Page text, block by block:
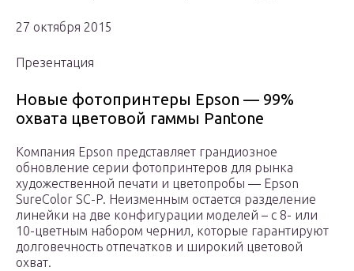
27 октября 2015
Презентация
Новые фотопринтеры Epson — 99%
охвата цветовой гаммы Pantone
Компания Epson представляет грандиозное
обновление серии фотопринтеров для рынка
художественной печати и цветопробы — Epson
SureColor SC-P. Неизменным остается разделение
линейки на две конфигурации моделей – с 8- или
10-цветным набором чернил, которые гарантируют
долговечность отпечатков и широкий цветовой
охват.